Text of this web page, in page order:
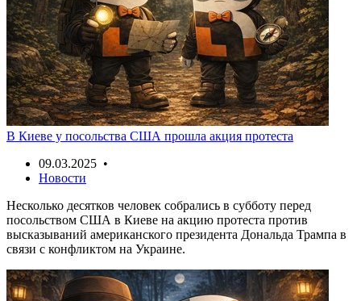
В Киеве у посольства США прошла акция протеста
09.03.2025 •
Новости
Несколько десятков человек собрались в субботу перед
посольством США в Киеве на акцию протеста против
высказываний американского президента Дональда Трампа в
связи с конфликтом на Украине.